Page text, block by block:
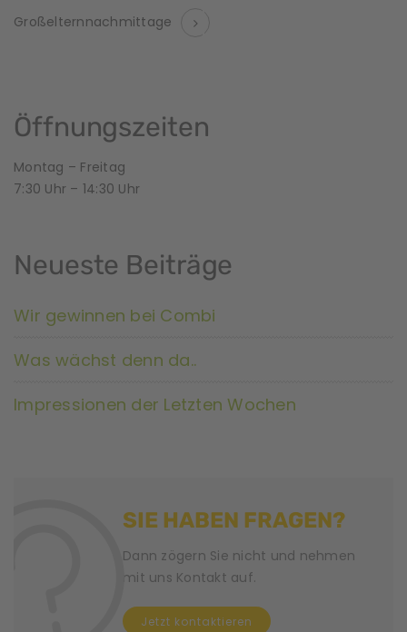
V
a
n
s
a
l
t
n
Großelternnachmittage
Öffnungszeiten
Montag – Freitag
7:30 Uhr – 14:30 Uhr
Neueste Beiträge
Wir gewinnen bei Combi
Was wächst denn da..
Impressionen der Letzten Wochen
SIE HABEN FRAGEN?
Dann zögern Sie nicht und nehmen
mit uns Kontakt auf.
Jetzt kontaktieren